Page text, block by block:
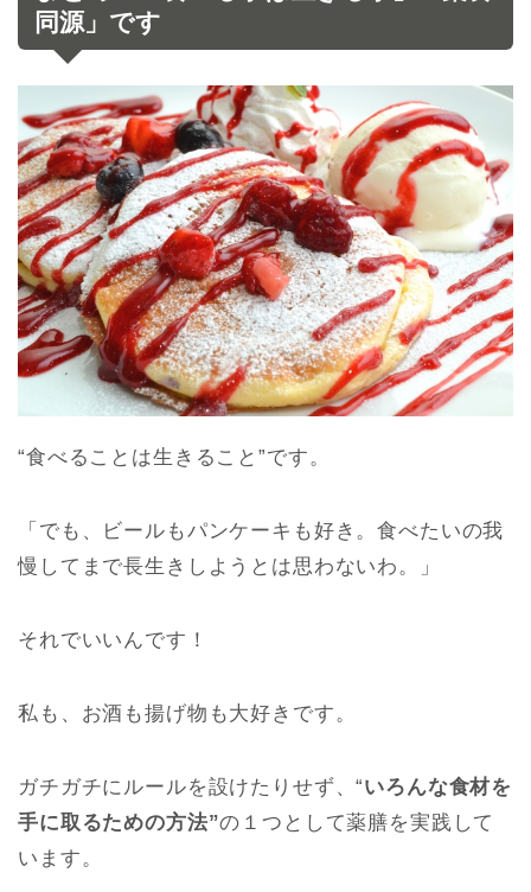
同源」です
“食べることは生きること”です。
「でも、ビールもパンケーキも好き。食べたいの我
慢してまで長生きしようとは思わないわ。」
それでいいんです！
私も、お酒も揚げ物も大好きです。
ガチガチにルールを設けたりせず、“いろんな食材を
手に取るための方法”の１つとして薬膳を実践して
います。